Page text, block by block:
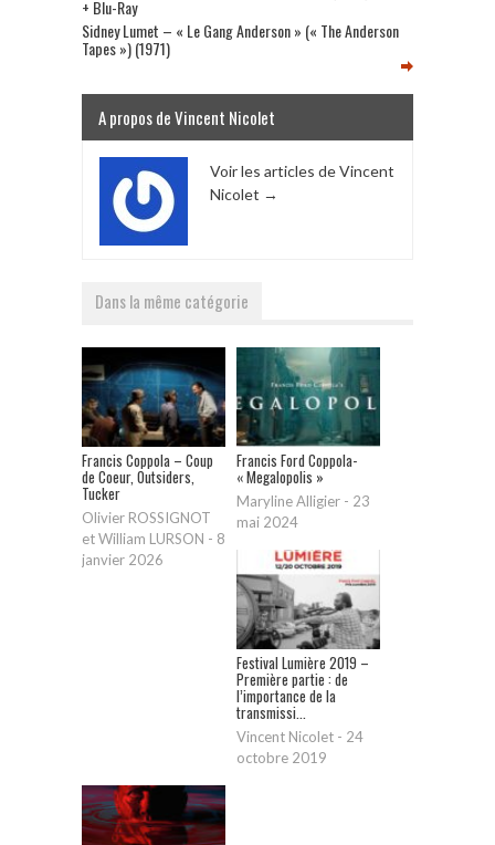
+ Blu-Ray
Sidney Lumet – « Le Gang Anderson » (« The Anderson
Tapes ») (1971)
A propos de Vincent Nicolet
Voir les articles de Vincent
Nicolet →
Dans la même catégorie
Francis Coppola – Coup
de Coeur, Outsiders,
Tucker
Olivier ROSSIGNOT
et William LURSON - 8
janvier 2026
Francis Ford Coppola-
« Megalopolis »
Maryline Alligier - 23
mai 2024
Festival Lumière 2019 –
Première partie : de
l’importance de la
transmissi...
Vincent Nicolet - 24
octobre 2019